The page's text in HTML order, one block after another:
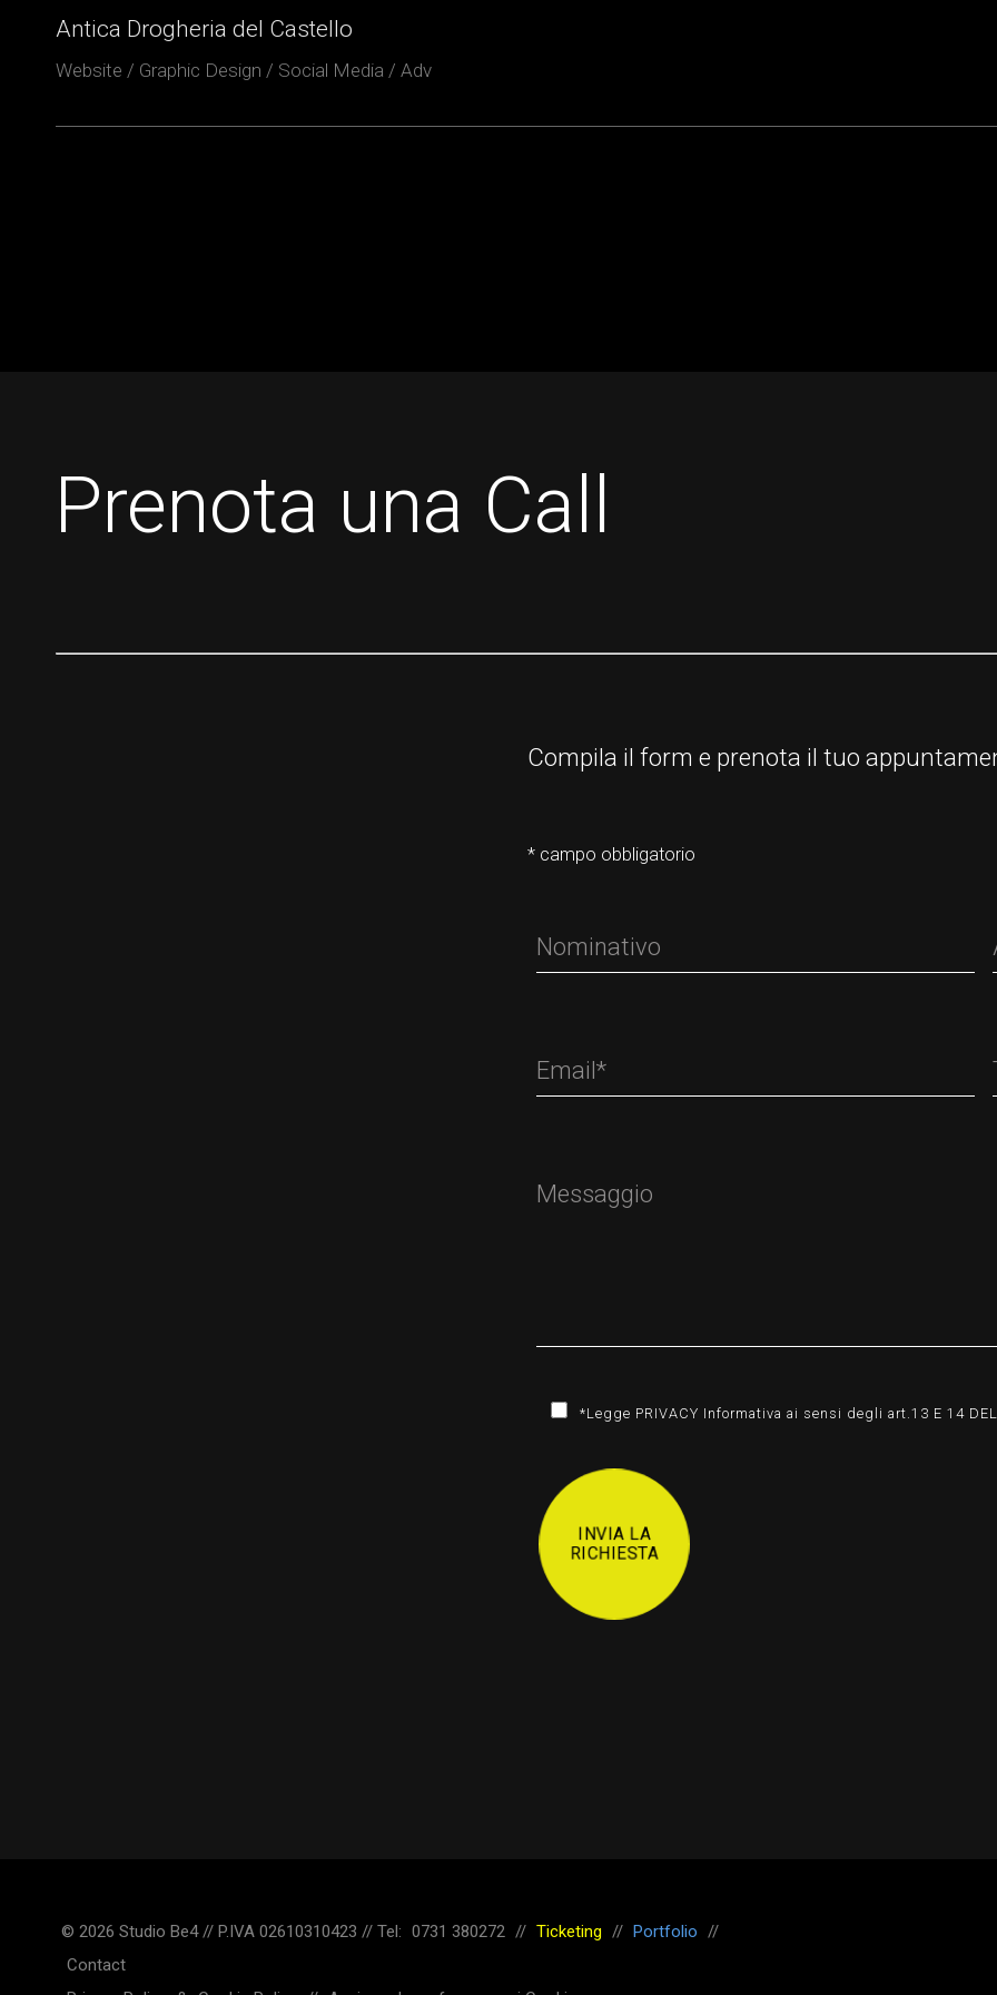
Antica Drogheria del Castello
Website / Graphic Design / Social Media / Adv
Prenota una Call
Compila il form e prenota il tuo
* campo obbligatorio
*Legge PRIVACY Informativa ai sensi degli art.13 E 14
INVIA LA
RICHIESTA
© 2026 Studio Be4 // P.IVA 02610310423 // Tel: 0731 380272 // Ticketing // Portfolio //
Contact